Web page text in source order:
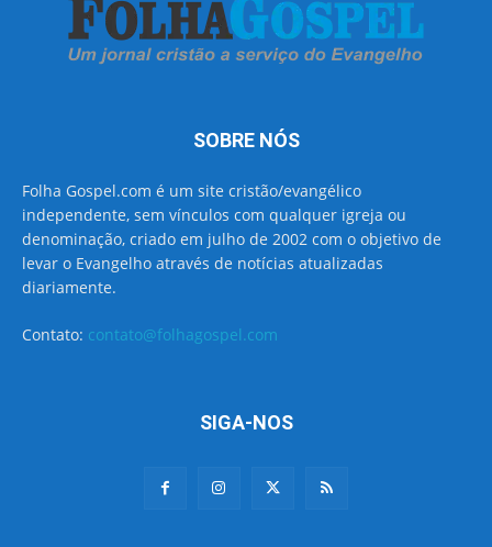
SOBRE NÓS
Folha Gospel.com é um site cristão/evangélico
independente, sem vínculos com qualquer igreja ou
denominação, criado em julho de 2002 com o objetivo de
levar o Evangelho através de notícias atualizadas
diariamente.
Contato: contato@folhagospel.com
SIGA-NOS